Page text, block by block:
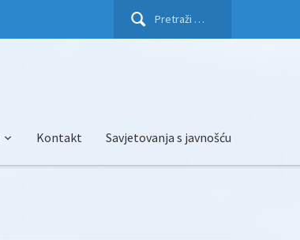
Pretraži:
Kontakt Savjetovanja s javnošću